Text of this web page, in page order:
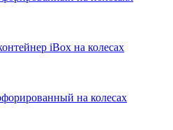
iBox на колесах
на колесах